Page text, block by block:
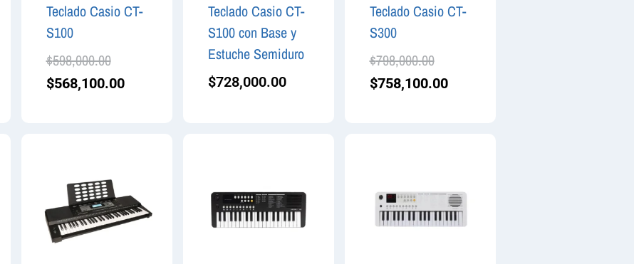
Teclado Casio CT-
S100
$598,000.00
$568,100.00
Teclado Casio CT-
S100 con Base y
Estuche Semiduro
$728,000.00
Teclado Casio CT-
S300
$798,000.00
$758,100.00